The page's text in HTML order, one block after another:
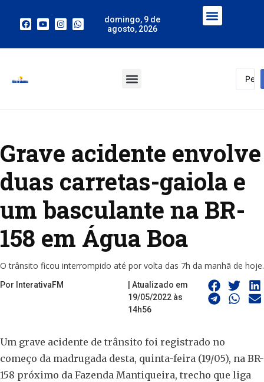
domingo, 9 de
agosto, 2026
Grave acidente envolve
duas carretas-gaiola e
um basculante na BR-
158 em Água Boa
O trânsito ficou interrompido até por volta das 7h da manhã de hoje.
Por InterativaFM
| Atualizado em
19/05/2022 às
14h56
Um grave acidente de trânsito foi registrado no
começo da madrugada desta, quinta-feira (19/05), na BR-
158 próximo da Fazenda Mantiqueira, trecho que liga